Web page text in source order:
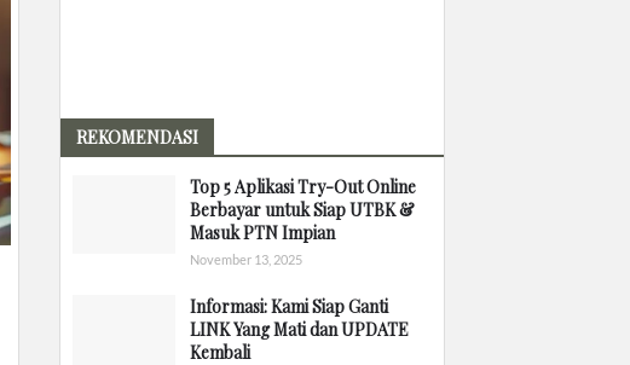
REKOMENDASI
Top 5 Aplikasi Try-Out Online
Berbayar untuk Siap UTBK &
Masuk PTN Impian
November 13, 2025
Informasi: Kami Siap Ganti
LINK Yang Mati dan UPDATE
Kembali